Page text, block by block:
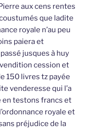
aux cens rentes
que ladite
royale n’au peu
paiera et
jusques à huy
cession et
150 livres tz payée
venderesse qui l’a
en testons francs et
royale et
préjudice de la